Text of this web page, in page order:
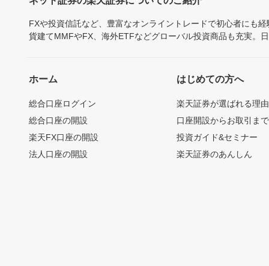
FXや投資信託など、豊富なオンライントレードで初心者にも
貨建てMMFやFX、海外ETFなどグローバル投資商品も充実。
ホーム
総合口座ログイン
総合口座の開設
楽天FX口座の開設
法人口座の開設
はじめての方へ
楽天証券が選ばれる理由
口座開設からお取引ま
投資ガイド&セミナー
楽天証券のあんしん